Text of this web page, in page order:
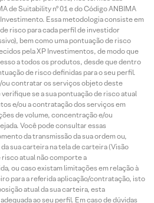
de Suitability nº 01 e do Código ANBIMA
Essa metodologia consiste em
risco para cada perfil de investidor
bem como uma pontuação de risco
pela XP Investimentos, de modo que
a todos os produtos, desde que dentro
de risco definidas para o seu perfil.
contratar os serviços objeto deste
se a sua pontuação de risco atual
e/ou a contratação dos serviços em
de volume, concentração e/ou
Você pode consultar essas
da transmissão da sua ordem ou,
sua carteira na tela de carteira (Visão
risco atual não comporte a
ou caso existam limitações em relação à
para a referida aplicação/contratação, isto
atual da sua carteira, esta
ao seu perfil. Em caso de dúvidas